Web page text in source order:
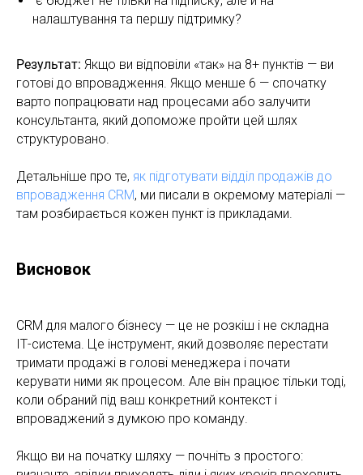
налаштування та першу підтримку?
Результат: Якщо ви відповіли «так» на 8+ пунктів — ви
готові до впровадження. Якщо менше 6 — спочатку
варто попрацювати над процесами або залучити
консультанта, який допоможе пройти цей шлях
структуровано.
Детальніше про те, як підготувати відділ продажів до
впровадження CRM, ми писали в окремому матеріалі —
там розбирається кожен пункт із прикладами.
Висновок
CRM для малого бізнесу — це не розкіш і не складна
ІТ-система. Це інструмент, який дозволяє перестати
тримати продажі в голові менеджера і почати
керувати ними як процесом. Але він працює тільки тоді,
коли обраний під ваш конкретний контекст і
впроваджений з думкою про команду.
Якщо ви на початку шляху — почніть з простого: